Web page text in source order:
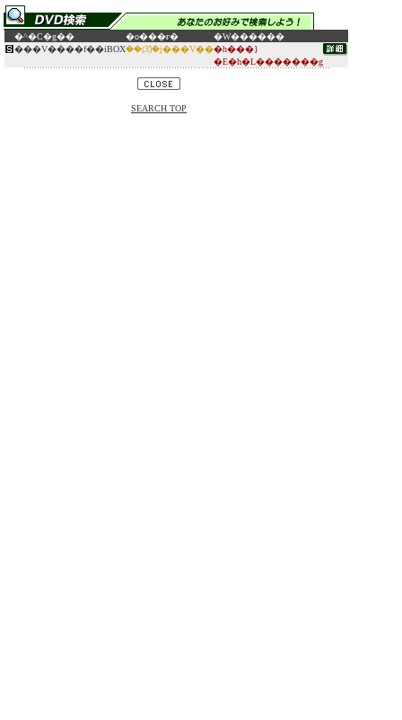
�^�C�g�� �o���ғ�
�W������
���V����f��iBOX��(3)�̂݁j���V���h���}
�E�h�L�������g
SEARCH TOP